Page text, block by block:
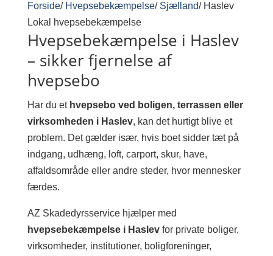
Forside/ Hvepsebekæmpelse/ Sjælland/ Haslev
Lokal hvepsebekæmpelse
Hvepsebekæmpelse i Haslev
– sikker fjernelse af
hvepsebo
Har du et hvepsebo ved boligen, terrassen eller
virksomheden i Haslev, kan det hurtigt blive et
problem. Det gælder især, hvis boet sidder tæt på
indgang, udhæng, loft, carport, skur, have,
affaldsområde eller andre steder, hvor mennesker
færdes.
AZ Skadedyrsservice hjælper med
hvepsebekæmpelse i Haslevfor private boliger,
virksomheder, institutioner, boligforeninger,